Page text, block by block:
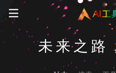
未来之路